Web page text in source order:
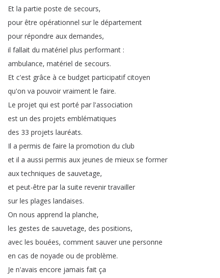
Et la partie poste de secours,
pour être opérationnel sur le département
pour répondre aux demandes,
il fallait du matériel plus performant :
ambulance, matériel de secours.
Et c'est grâce à ce budget participatif citoyen
qu'on va pouvoir vraiment le faire.
Le projet qui est porté par l'association
est un des projets emblématiques
des 33 projets lauréats.
Il a permis de faire la promotion du club
et il a aussi permis aux jeunes de mieux se former
aux techniques de sauvetage,
et peut-être par la suite revenir travailler
sur les plages landaises.
On nous apprend la planche,
les gestes de sauvetage, des positions,
avec les bouées, comment sauver une personne
en cas de noyade ou de problème.
Je n'avais encore jamais fait ça